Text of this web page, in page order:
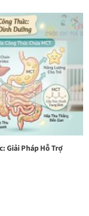
Giải Pháp Hỗ Trợ